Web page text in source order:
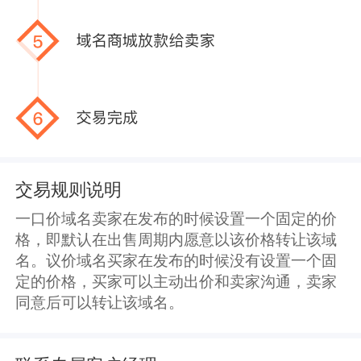
交易规则说明
一口价域名卖家在发布的时候设置一个固定的价
格，即默认在出售周期内愿意以该价格转让该域
名。议价域名买家在发布的时候没有设置一个固
定的价格，买家可以主动出价和卖家沟通，卖家
同意后可以转让该域名。